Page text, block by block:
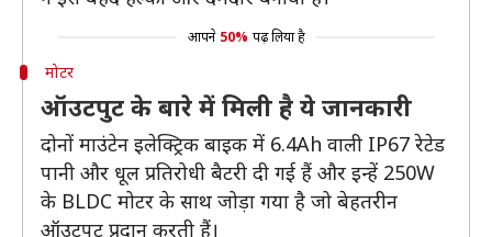
आपने 50% पढ़ लिया है
मोटर
ऑउटपुट के बारे में मिली है ये जानकारी
दोनों माउंटेन इलेक्ट्रिक बाइक में 6.4Ah वाली IP67 रेटेड
पानी और धूल प्रतिरोधी बैटरी दी गई हैं और इन्हें 250W
के BLDC मोटर के साथ जोड़ा गया है जो बेहतरीन
ऑउटपुट प्रदान करती हैं।